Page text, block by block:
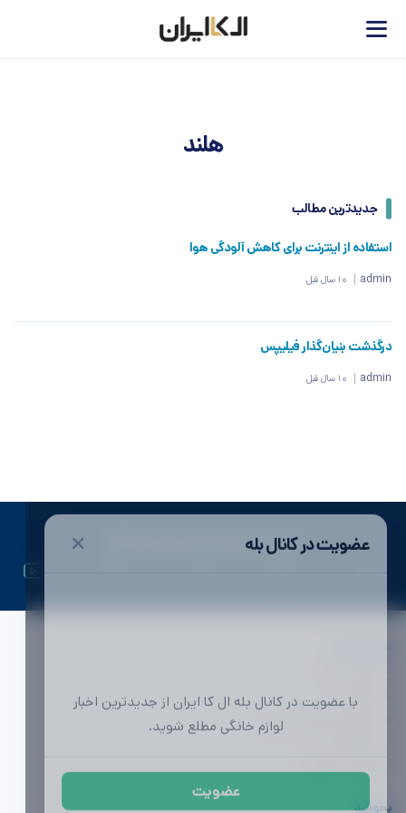
هلند
جدیدترین مطالب
استفاده از اینترنت برای کاهش آلودگی هوا
admin 10 سال قبل
درگذشت بنیان‌گذار فیلیپس
admin 10 سال قبل
عضویت در کانال بله ✕
با عضویت در کانال بله ال کا ایران از جدیدترین اخبار
لوازم خانگی مطلع شوید.
عضویت
ال کا ایران | اولین رسانه تخصصی لوازم خانگی
تبلیغات
محصولات لوازم خانگی
آگهی (به زودی)
بخوانید